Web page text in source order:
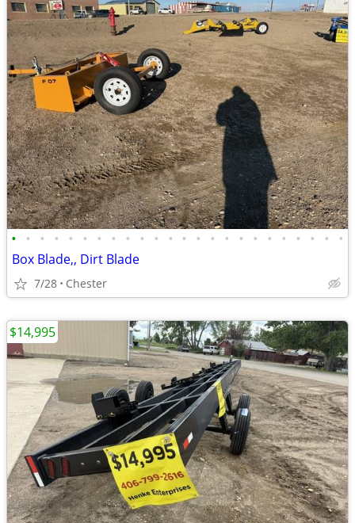
• • • • • • • • • • • • • • • • • • • • • • • •
Box Blade,, Dirt Blade
7/28 Chester
$14,995